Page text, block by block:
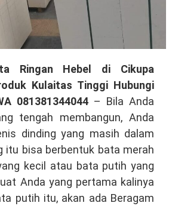
Ringan Hebel di Cikupa
Kulaitas Tinggi Hubungi
081381344044 – Bila Anda
tengah membangun, Anda
dinding yang masih dalam
itu bisa berbentuk bata merah
kecil atau bata putih yang
Anda yang pertama kalinya
putih itu, akan ada Beragam